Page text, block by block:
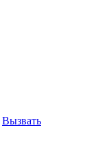
Вызвать